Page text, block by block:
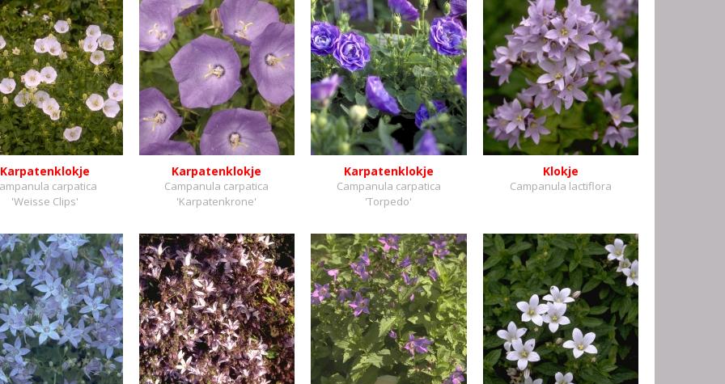
Karpatenklokje
carpatica
'Weisse Clips'
Karpatenklokje
Campanula carpatica
'Karpatenkrone'
Karpatenklokje
Campanula carpatica
'Torpedo'
Klokje
Campanula lactiflora